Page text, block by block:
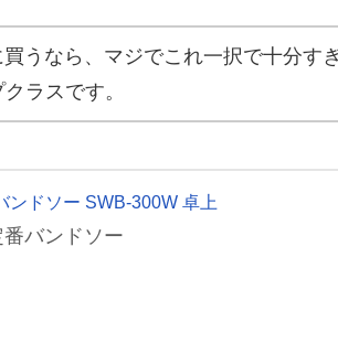
うなら、マジでこれ一択で十分す
ラスです。
ンドソー SWB-300W 卓上
バンドソー